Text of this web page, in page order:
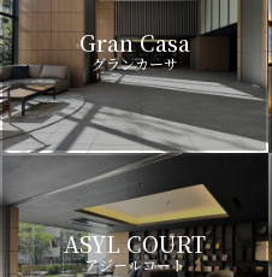
Gran Casa
グランカーサ
ASYL COURT
アジールコート